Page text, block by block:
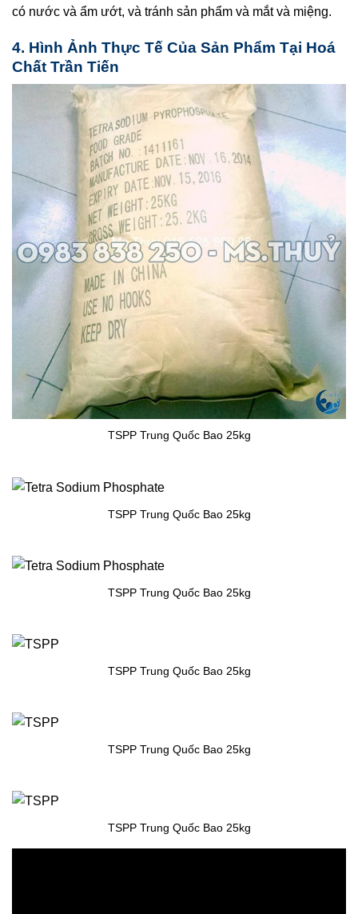
có nước và ẩm ướt, và tránh sản phẩm và mắt và miệng.
4. Hình Ảnh Thực Tế Của Sản Phẩm Tại Hoá
Chất Trần Tiến
TSPP Trung Quốc Bao 25kg
TSPP Trung Quốc Bao 25kg
TSPP Trung Quốc Bao 25kg
TSPP Trung Quốc Bao 25kg
TSPP Trung Quốc Bao 25kg
TSPP Trung Quốc Bao 25kg